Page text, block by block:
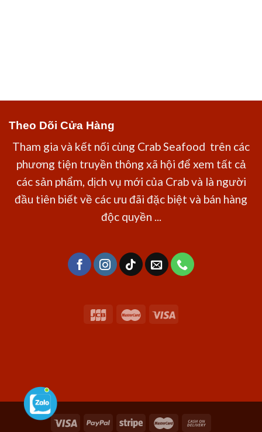
Theo Dõi Cửa Hàng
Tham gia và kết nối cùng Crab Seafood trên các
phương tiện truyền thông xã hội để xem tất cả
các sản phẩm, dịch vụ mới của Crab và là người
đầu tiên biết về các ưu đãi đặc biệt và bán hàng
độc quyền ...